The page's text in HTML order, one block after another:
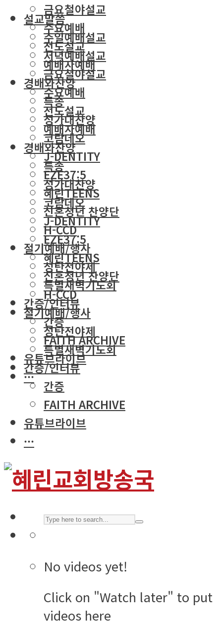
금요철야설교
수요예배
전도설교
예배자예배
경배와찬양
특송
성가대찬양
코람데오
J-DENTITY
EZE37:5
혜린TEENS
신혼청년 찬양단
H-CCD
절기예배/행사
성탄전야제
특별새벽기도회
간증/인터뷰
간증
FAITH ARCHIVE
유튜브라이브
···
설교말씀
주일예배설교
저녁예배설교
금요철야설교
수요예배
전도설교
예배자예배
경배와찬양
특송
성가대찬양
코람데오
J-DENTITY
EZE37:5
혜린TEENS
신혼청년 찬양단
H-CCD
절기예배/행사
성탄전야제
특별새벽기도회
간증/인터뷰
간증
FAITH ARCHIVE
유튜브라이브
···
No videos yet!
Click on "Watch later" to put
videos here